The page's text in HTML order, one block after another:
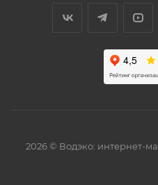
2026 © Водэко: интернет-